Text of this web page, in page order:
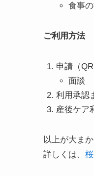
食事
ご利用方法
申請（
面談
利用承認
産後ケア
以上が大ま
詳しくは、